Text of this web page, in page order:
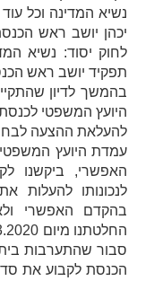
נשיא המדינה וכל
לחוק יסוד: נשיא
תפקיד יושב ראש
היועץ המשפטי
להעלאת ההצעה
עמדת היועץ
האפשרי, ביקשנו
לנכונותו
סבור שהתערבות
הכנסת לקבוע את